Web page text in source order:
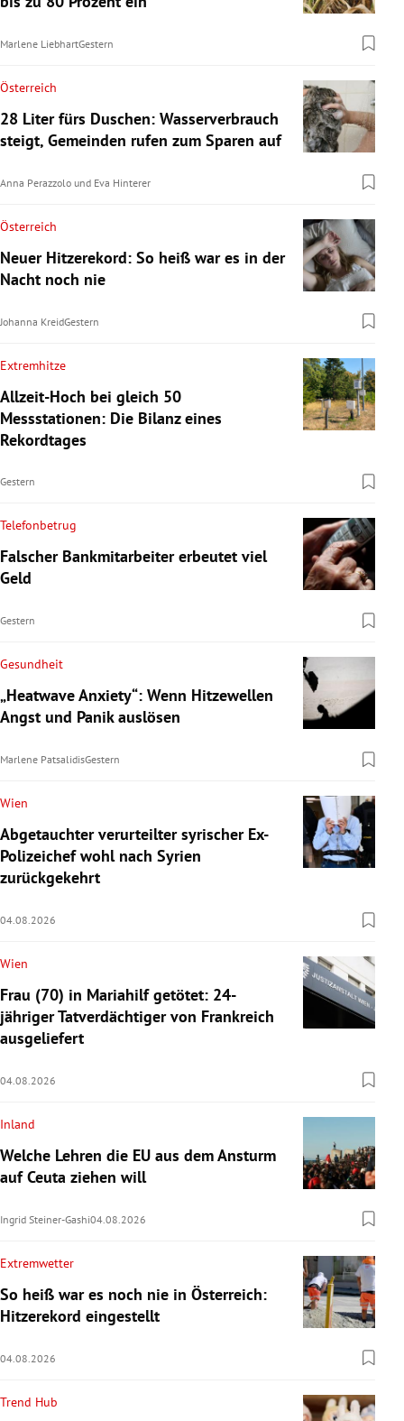
Marlene LiebhartGestern
Österreich
28 Liter fürs Duschen: Wasserverbrauch
steigt, Gemeinden rufen zum Sparen auf
Anna Perazzolo und Eva Hinterer
Österreich
Neuer Hitzerekord: So heiß war es in der
Nacht noch nie
Johanna KreidGestern
Extremhitze
Allzeit-Hoch bei gleich 50
Messstationen: Die Bilanz eines
Rekordtages
Gestern
Telefonbetrug
Falscher Bankmitarbeiter erbeutet viel
Geld
Gestern
Gesundheit
„Heatwave Anxiety“: Wenn Hitzewellen
Angst und Panik auslösen
Marlene PatsalidisGestern
Wien
Abgetauchter verurteilter syrischer Ex-
Polizeichef wohl nach Syrien
zurückgekehrt
04.08.2026
Wien
Frau (70) in Mariahilf getötet: 24-
jähriger Tatverdächtiger von Frankreich
ausgeliefert
04.08.2026
Inland
Welche Lehren die EU aus dem Ansturm
auf Ceuta ziehen will
Ingrid Steiner-Gashi04.08.2026
Extremwetter
So heiß war es noch nie in Österreich:
Hitzerekord eingestellt
04.08.2026
Trend Hub